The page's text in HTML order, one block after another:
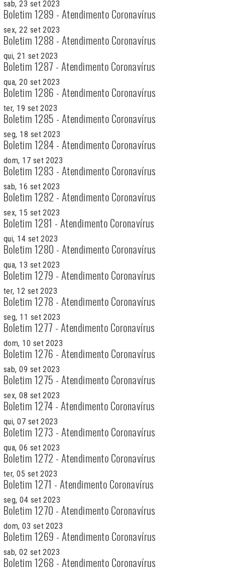
sab, 23 set 2023
Boletim 1289 - Atendimento Coronavírus
sex, 22 set 2023
Boletim 1288 - Atendimento Coronavírus
qui, 21 set 2023
Boletim 1287 - Atendimento Coronavírus
qua, 20 set 2023
Boletim 1286 - Atendimento Coronavírus
ter, 19 set 2023
Boletim 1285 - Atendimento Coronavírus
seg, 18 set 2023
Boletim 1284 - Atendimento Coronavírus
dom, 17 set 2023
Boletim 1283 - Atendimento Coronavírus
sab, 16 set 2023
Boletim 1282 - Atendimento Coronavírus
sex, 15 set 2023
Boletim 1281 - Atendimento Coronavírus
qui, 14 set 2023
Boletim 1280 - Atendimento Coronavírus
qua, 13 set 2023
Boletim 1279 - Atendimento Coronavírus
ter, 12 set 2023
Boletim 1278 - Atendimento Coronavírus
seg, 11 set 2023
Boletim 1277 - Atendimento Coronavírus
dom, 10 set 2023
Boletim 1276 - Atendimento Coronavírus
sab, 09 set 2023
Boletim 1275 - Atendimento Coronavírus
sex, 08 set 2023
Boletim 1274 - Atendimento Coronavírus
qui, 07 set 2023
Boletim 1273 - Atendimento Coronavírus
qua, 06 set 2023
Boletim 1272 - Atendimento Coronavírus
ter, 05 set 2023
Boletim 1271 - Atendimento Coronavírus
seg, 04 set 2023
Boletim 1270 - Atendimento Coronavírus
dom, 03 set 2023
Boletim 1269 - Atendimento Coronavírus
sab, 02 set 2023
Boletim 1268 - Atendimento Coronavírus